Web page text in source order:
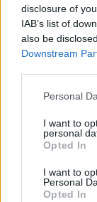
disclosure of
IAB’s list of
also be
Downstream
Personal
I want to
personal
Opted In
I want to
Personal
Opted In
ΧΡΗΣΤΙΚΑ
Γιατί οι